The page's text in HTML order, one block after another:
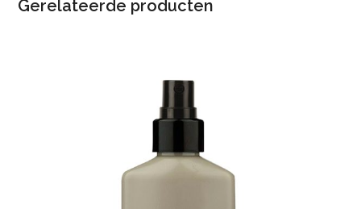
Gerelateerde producten